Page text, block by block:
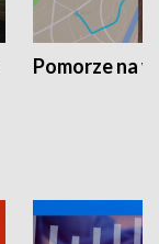
Pomorze na